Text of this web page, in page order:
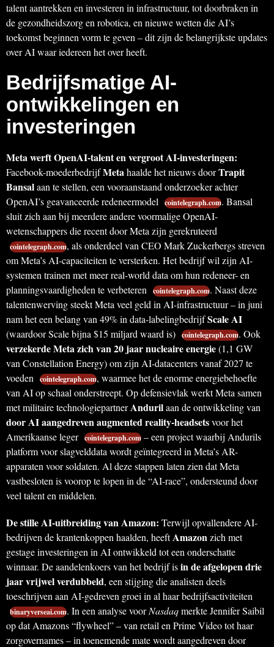
talent aantrekken en investeren in infrastructuur, tot doorbraken in
de gezondheidszorg en robotica, en nieuwe wetten die AI’s
toekomst beginnen vorm te geven – dit zijn de belangrijkste updates
over AI waar iedereen het over heeft.
Bedrijfsmatige AI-
ontwikkelingen en
investeringen
Meta werft OpenAI-talent en vergroot AI-investeringen:
Facebook-moederbedrijfMetahaalde het nieuws doorTrapit
Bansalaan te stellen, een vooraanstaand onderzoeker achter
OpenAI’s geavanceerde redeneermodel
cointelegraph.com. Bansal
sluit zich aan bij meerdere andere voormalige OpenAI-
wetenschappers die recent door Meta zijn gerekruteerd
cointelegraph.com, als onderdeel van CEO Mark Zuckerbergs streven
om Meta’s AI-capaciteiten te versterken. Het bedrijf wil zijn AI-
systemen trainen met meer real-world data om hun redeneer- en
planningsvaardigheden te verbeteren
cointelegraph.com. Naast deze
talentenwerving steekt Meta veel geld in AI-infrastructuur – in juni
nam het een belang van 49% in data-labelingbedrijfScale AI
(waardoor Scale bijna $15 miljard waard is) cointelegraph.com. Ook
verzekerde Meta zich van 20 jaar nucleaire energie(1,1 GW
van Constellation Energy) om zijn AI-datacenters vanaf 2027 te
voeden
cointelegraph.com, waarmee het de enorme energiebehoefte
van AI op schaal onderstreept. Op defensievlak werkt Meta samen
met militaire technologiepartnerAndurilaan de ontwikkeling van
door AI aangedreven augmented reality-headsetsvoor het
Amerikaanse leger cointelegraph.com – een project waarbij Andurils
platform voor slagvelddata wordt geïntegreerd in Meta’s AR-
apparaten voor soldaten. Al deze stappen laten zien dat Meta
vastbesloten is voorop te lopen in de “AI-race”, ondersteund door
veel talent en middelen.
De stille AI-uitbreiding van Amazon: Terwijl opvallendere AI-
bedrijven de krantenkoppen haalden, heeftAmazonzich met
gestage investeringen in AI ontwikkeld tot een onderschatte
winnaar. De aandelenkoers van het bedrijf isin de afgelopen drie
jaar vrijwel verdubbeld, een stijging die analisten deels
toeschrijven aan AI-gedreven groei in al haar bedrijfsactiviteiten
binaryverseai.com. In een analyse voorNasdaqmerkte Jennifer Saibil
op dat Amazons “flywheel” – van retail en Prime Video tot haar
zorgovernames – in toenemende mate wordt aangedreven door